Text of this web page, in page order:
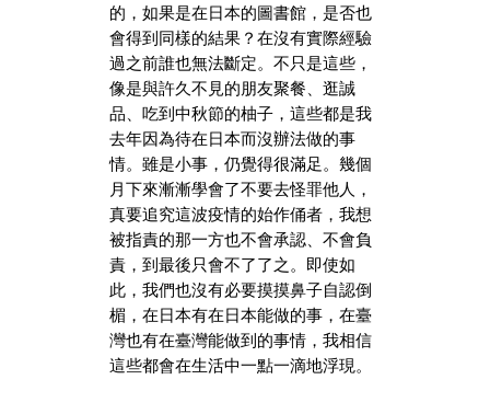
的，如果是在日本的圖書館，是否也
會得到同樣的結果？在沒有實際經驗
過之前誰也無法斷定。不只是這些，
像是與許久不見的朋友聚餐、逛誠
品、吃到中秋節的柚子，這些都是我
去年因為待在日本而沒辦法做的事
情。雖是小事，仍覺得很滿足。幾個
月下來漸漸學會了不要去怪罪他人，
真要追究這波疫情的始作俑者，我想
被指責的那一方也不會承認、不會負
責，到最後只會不了了之。即使如
此，我們也沒有必要摸摸鼻子自認倒
楣，在日本有在日本能做的事，在臺
灣也有在臺灣能做到的事情，我相信
這些都會在生活中一點一滴地浮現。